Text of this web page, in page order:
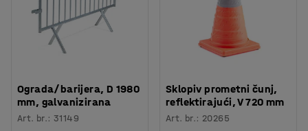
Ograda/barijera, D 1980
mm, galvanizirana
Art. br.:31149
Sklopiv prometni čunj,
reflektirajući, V 720 mm
Art. br.: 20265